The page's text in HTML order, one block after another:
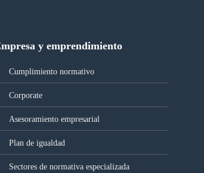
y emprendimiento
Cumplimiento normativo
Corporate
Asesoramiento empresarial
Plan de igualdad
Sectores de normativa especializada